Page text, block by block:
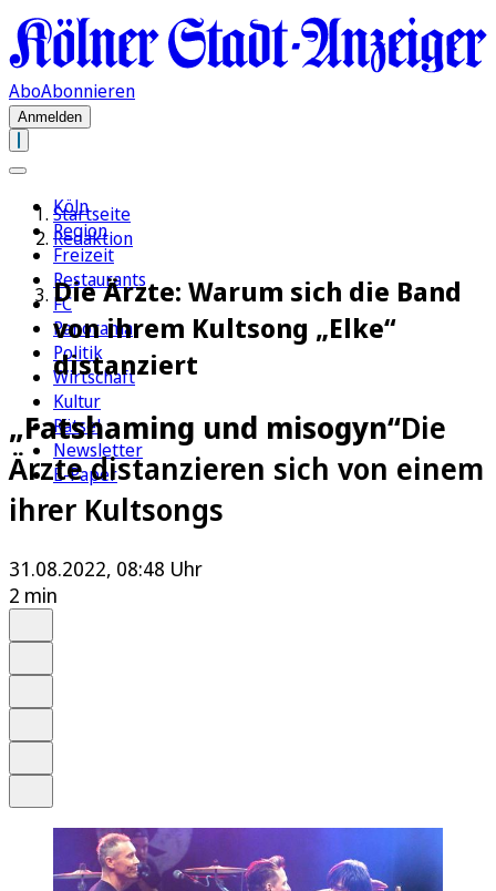
AboAbonnieren
Anmelden
Köln
Region
Freizeit
Restaurants
FC
Panorama
Politik
Wirtschaft
Kultur
Rätsel
Newsletter
E-Paper
Startseite
Redaktion
Die Ärzte: Warum sich die Band
von ihrem Kultsong „Elke“
distanziert
„Fatshaming und misogyn“Die
Ärzte distanzieren sich von einem
ihrer Kultsongs
31.08.2022, 08:48 Uhr
2 min